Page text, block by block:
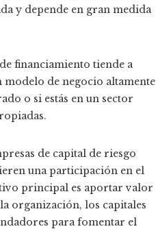
y depende en gran medida
financiamiento tiende a
de negocio altamente
o si estás en un sector
de capital de riesgo
una participación en el
principal es aportar valor
organización, los capitales
para fomentar el